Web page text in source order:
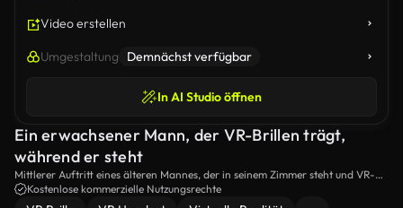
Video erstellen
Umgestaltung Demnächst verfügbar
In AI Studio öffnen
Ein erwachsener Mann, der VR-Brillen trägt,
während er steht
Mittlerer Auftritt eines älteren Mannes, der in seinem Zimmer steht und VR-
Brillen trägt.
Kostenlose kommerzielle Nutzungsrechte